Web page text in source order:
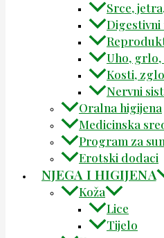
Srce,
Uho, grlo,
Kosti,
Nervni
Oralna higijena
Medicinska
Program za
Erotski dodaci
NJEGA I HIGIJENA
Koža
Lice
Tijelo